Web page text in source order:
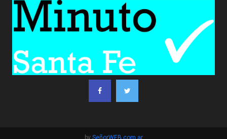
by SeñorWEB.com.ar